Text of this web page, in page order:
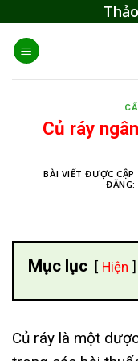
content
Củ ráy
BÀI VIẾT ĐƯỢC CẬP
ĐĂNG:
Mục lục Hiện
Củ ráy là một